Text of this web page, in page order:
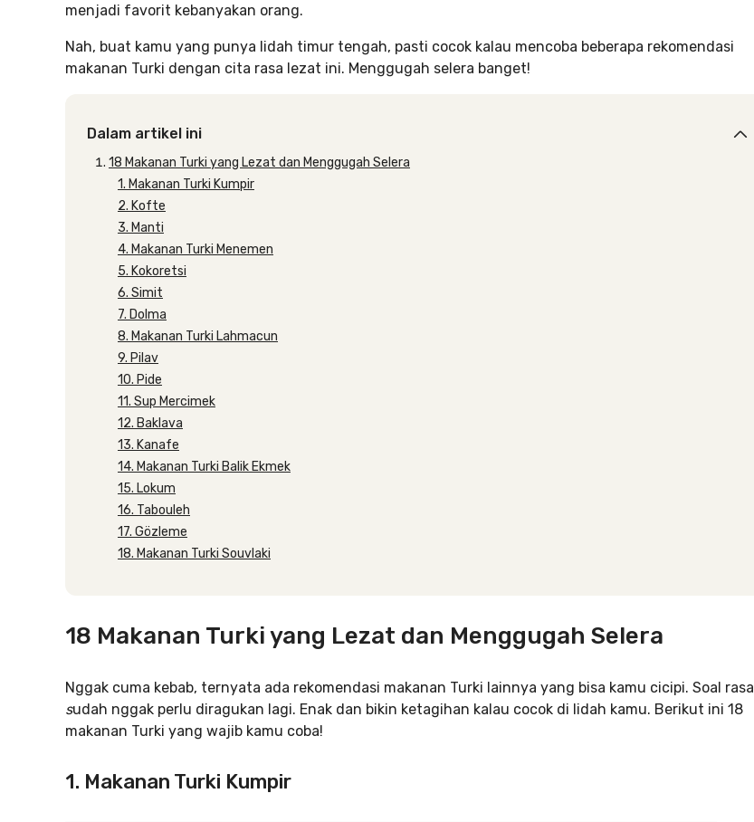
menjadi favorit kebanyakan orang.
Nah, buat kamu yang punya lidah timur tengah, pasti cocok kalau mencoba beberapa rekomendasi
makanan Turki dengan cita rasa lezat ini. Menggugah selera banget!
Dalam artikel ini
18 Makanan Turki yang Lezat dan Menggugah Selera
1. Makanan Turki Kumpir
2. Kofte
3. Manti
4. Makanan Turki Menemen
5. Kokoretsi
6. Simit
7. Dolma
8. Makanan Turki Lahmacun
9. Pilav
10. Pide
11. Sup Mercimek
12. Baklava
13. Kanafe
14. Makanan Turki Balik Ekmek
15. Lokum
16. Tabouleh
17. Gözleme
18. Makanan Turki Souvlaki
18 Makanan Turki yang Lezat dan Menggugah Selera
Nggak cuma kebab, ternyata ada rekomendasi makanan Turki lainnya yang bisa kamu cicipi. Soal rasa
sudah nggak perlu diragukan lagi. Enak dan bikin ketagihan kalau cocok di lidah kamu. Berikut ini 18
makanan Turki yang wajib kamu coba!
1. Makanan Turki Kumpir